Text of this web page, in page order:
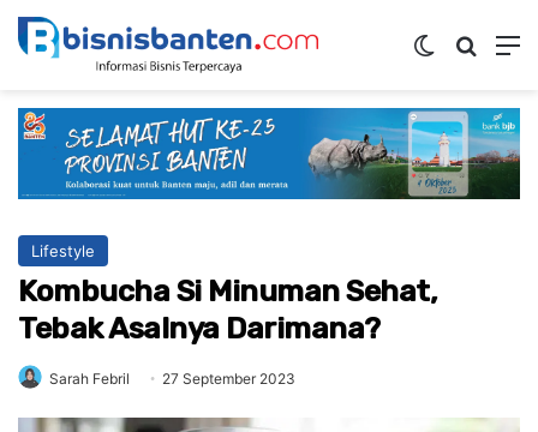
Switch skin
Lifestyle
Kombucha Si Minuman Sehat,
Tebak Asalnya Darimana?
Sarah Febril 27 September 2023